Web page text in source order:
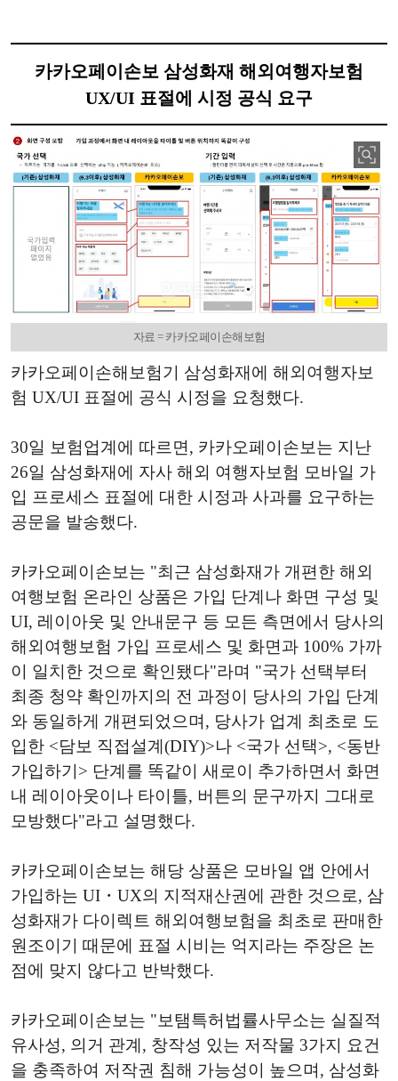
카카오페이손보 삼성화재 해외여행자보험
UX/UI 표절에 시정 공식 요구
자료 = 카카오페이손해보험
카카오페이손해보험기 삼성화재에 해외여행자보
험 UX/UI 표절에 공식 시정을 요청했다.
30일 보험업계에 따르면, 카카오페이손보는 지난
26일 삼성화재에 자사 해외 여행자보험 모바일 가
입 프로세스 표절에 대한 시정과 사과를 요구하는
공문을 발송했다.
카카오페이손보는 "최근 삼성화재가 개편한 해외
여행보험 온라인 상품은 가입 단계나 화면 구성 및
UI, 레이아웃 및 안내문구 등 모든 측면에서 당사의
해외여행보험 가입 프로세스 및 화면과 100% 가까
이 일치한 것으로 확인됐다"라며 "국가 선택부터
최종 청약 확인까지의 전 과정이 당사의 가입 단계
와 동일하게 개편되었으며, 당사가 업계 최초로 도
입한 <담보 직접설계(DIY)>나 <국가 선택>, <동반
가입하기> 단계를 똑같이 새로이 추가하면서 화면
내 레이아웃이나 타이틀, 버튼의 문구까지 그대로
모방했다"라고 설명했다.
카카오페이손보는 해당 상품은 모바일 앱 안에서
가입하는 UI・UX의 지적재산권에 관한 것으로, 삼
성화재가 다이렉트 해외여행보험을 최초로 판매한
원조이기 때문에 표절 시비는 억지라는 주장은 논
점에 맞지 않다고 반박했다.
카카오페이손보는 "보탬특허법률사무소는 실질적
유사성, 의거 관계, 창작성 있는 저작물 3가지 요건
을 충족하여 저작권 침해 가능성이 높으며, 삼성화